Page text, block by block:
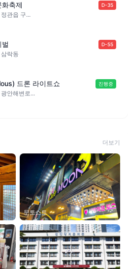
축제 D-35
관읍 구...
D-55
락동
드론 라이트쇼 진행중
안해변로...
더보기
문토스트